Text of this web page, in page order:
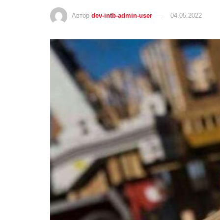
Автор dev-intb-admin-user 04.05.2022